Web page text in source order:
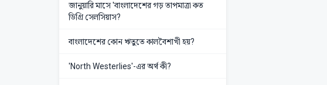
জানুয়ারি মাসে 'বাংলাদেশের গড় তাপমাত্রা কত
ডিগ্রি সেলসিয়াস?
বাংলাদেশের কোন ঋতুতে কালবৈশাখী হয়?
'North Westerlies'-এর অর্থ কী?